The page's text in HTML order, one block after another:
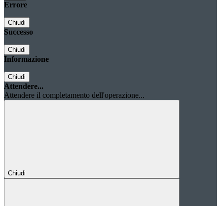
Errore
Chiudi
Successo
Chiudi
Informazione
Chiudi
Attendere...
Attendere il completamento dell'operazione...
Chiudi